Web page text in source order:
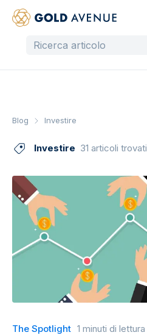
Blog Investire
Investire 31 articoli trovati
The Spotlight 1 minuti di lettura